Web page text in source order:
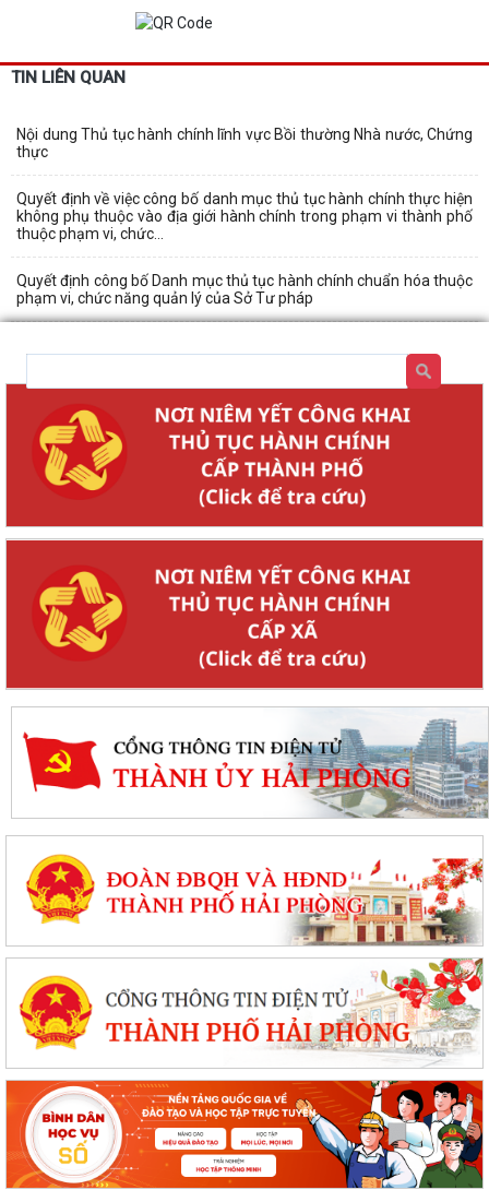
TIN LIÊN QUAN
Nội dung Thủ tục hành chính lĩnh vực Bồi thường Nhà nước, Chứng
thực
Quyết định về việc công bố danh mục thủ tục hành chính thực hiện
không phụ thuộc vào địa giới hành chính trong phạm vi thành phố
thuộc phạm vi, chức...
Quyết định công bố Danh mục thủ tục hành chính chuẩn hóa thuộc
phạm vi, chức năng quản lý của Sở Tư pháp